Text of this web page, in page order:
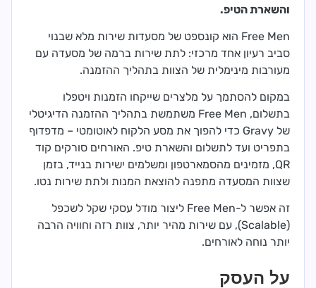
והשארת הטיפ.
Free Men הוא קונספט של מסעדות שירות מלא שבנוי
סביב רעיון אחד מרכזי: לתת שירות ברמה של מסעדה עם
מעורבות מינימלית של הצוות בתהליך ההזמנה.
במקום להסתמך על מלצרים שייקחו הזמנות ויטפלו
בתשלום, Free Men משתמשת בתהליך ההזמנה הדיגיטלי
של Gravy כדי להפוך את מסע הלקוח לאוטומטי – מדפדוף
בתפריט ועד לתשלום והשארת טיפ. האורחים סורקים קוד
QR, מזמינים מהסמארטפון ומשלמים ישירות בנייד, בזמן
שצוות המסעדה מתפנה להוצאת המנות ולתת שירות נטו.
זה אפשר ל-Free Men ליצור מודל עסקי שקל לשכפל
(Scalable), עם שירות מהיר יותר, צוות רזה וחוויה הרבה
יותר נוחה לאורחים.
על העסק